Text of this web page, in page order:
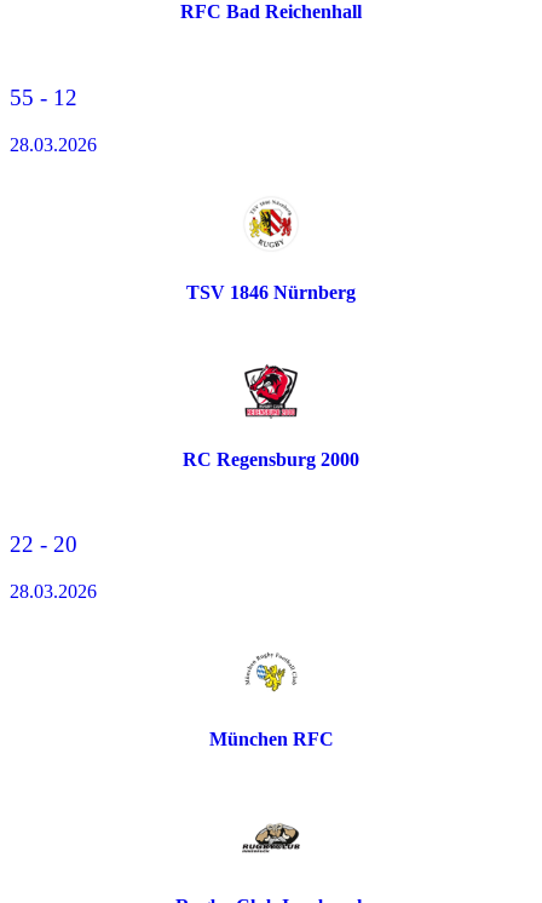
RFC Bad Reichenhall
55 - 12
28.03.2026
TSV 1846 Nürnberg
RC Regensburg 2000
22 - 20
28.03.2026
München RFC